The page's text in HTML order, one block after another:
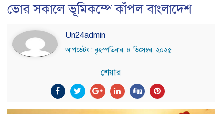
ভোর সকালে ভূমিকম্পে কাঁপল বাংলাদেশ
Un24admin
আপডেটঃ : বৃহস্পতিবার, ৪ ডিসেম্বর, ২০২৫
শেয়ার